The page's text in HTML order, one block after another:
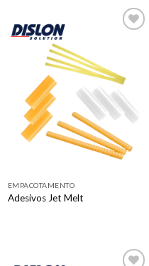
wishlist
EMPACOTAMENTO
Adesivos Jet Melt